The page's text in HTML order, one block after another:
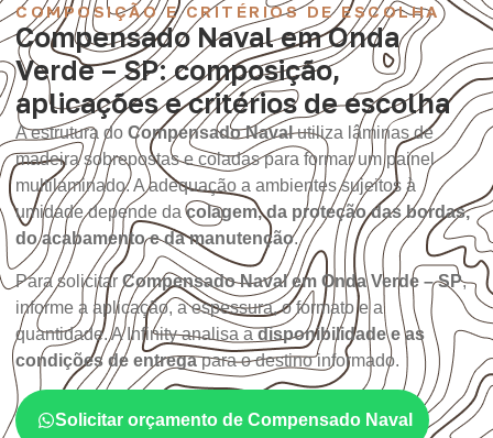
COMPOSIÇÃO E CRITÉRIOS DE ESCOLHA
Compensado Naval em Onda
Verde – SP: composição,
aplicações e critérios de escolha
A estrutura do Compensado Navalutiliza lâminas de
madeira sobrepostas e coladas para formar um painel
multilaminado. A adequação a ambientes sujeitos à
umidade depende dacolagem, da proteção das bordas,
do acabamento e da manutenção.
Para solicitar Compensado Naval em Onda Verde – SP,
informe a aplicação, a espessura, o formato e a
quantidade. A Infinity analisa adisponibilidade e as
condições de entregapara o destino informado.
Solicitar orçamento de Compensado Naval